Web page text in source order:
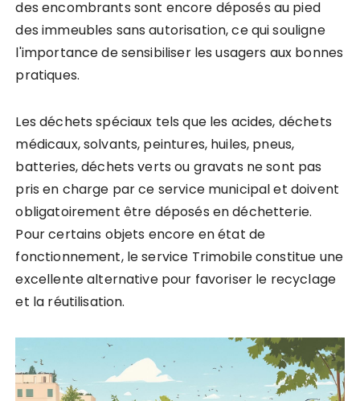
des encombrants sont encore déposés au pied
des immeubles sans autorisation, ce qui souligne
l'importance de sensibiliser les usagers aux bonnes
pratiques.
Les déchets spéciaux tels que les acides, déchets
médicaux, solvants, peintures, huiles, pneus,
batteries, déchets verts ou gravats ne sont pas
pris en charge par ce service municipal et doivent
obligatoirement être déposés en déchetterie.
Pour certains objets encore en état de
fonctionnement, le service Trimobile constitue une
excellente alternative pour favoriser le recyclage
et la réutilisation.